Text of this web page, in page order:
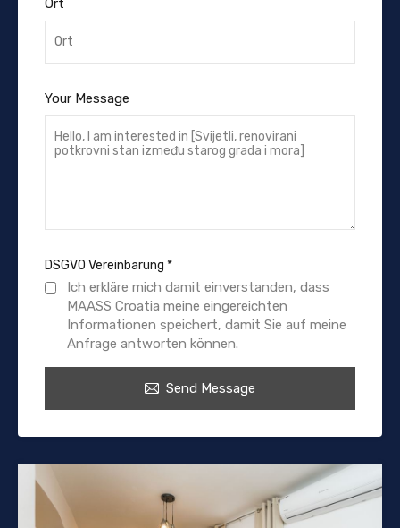
Ort
Your Message
DSGVO Vereinbarung *
Ich erkläre mich damit einverstanden, dass
MAASS Croatia meine eingereichten
Informationen speichert, damit Sie auf meine
Anfrage antworten können.
Send Message